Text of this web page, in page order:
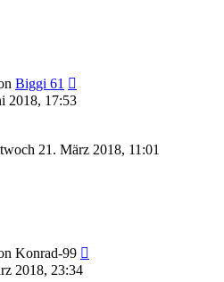
Biggi 61
2018, 17:53
21. März 2018, 11:01
Konrad-99
2018, 23:34